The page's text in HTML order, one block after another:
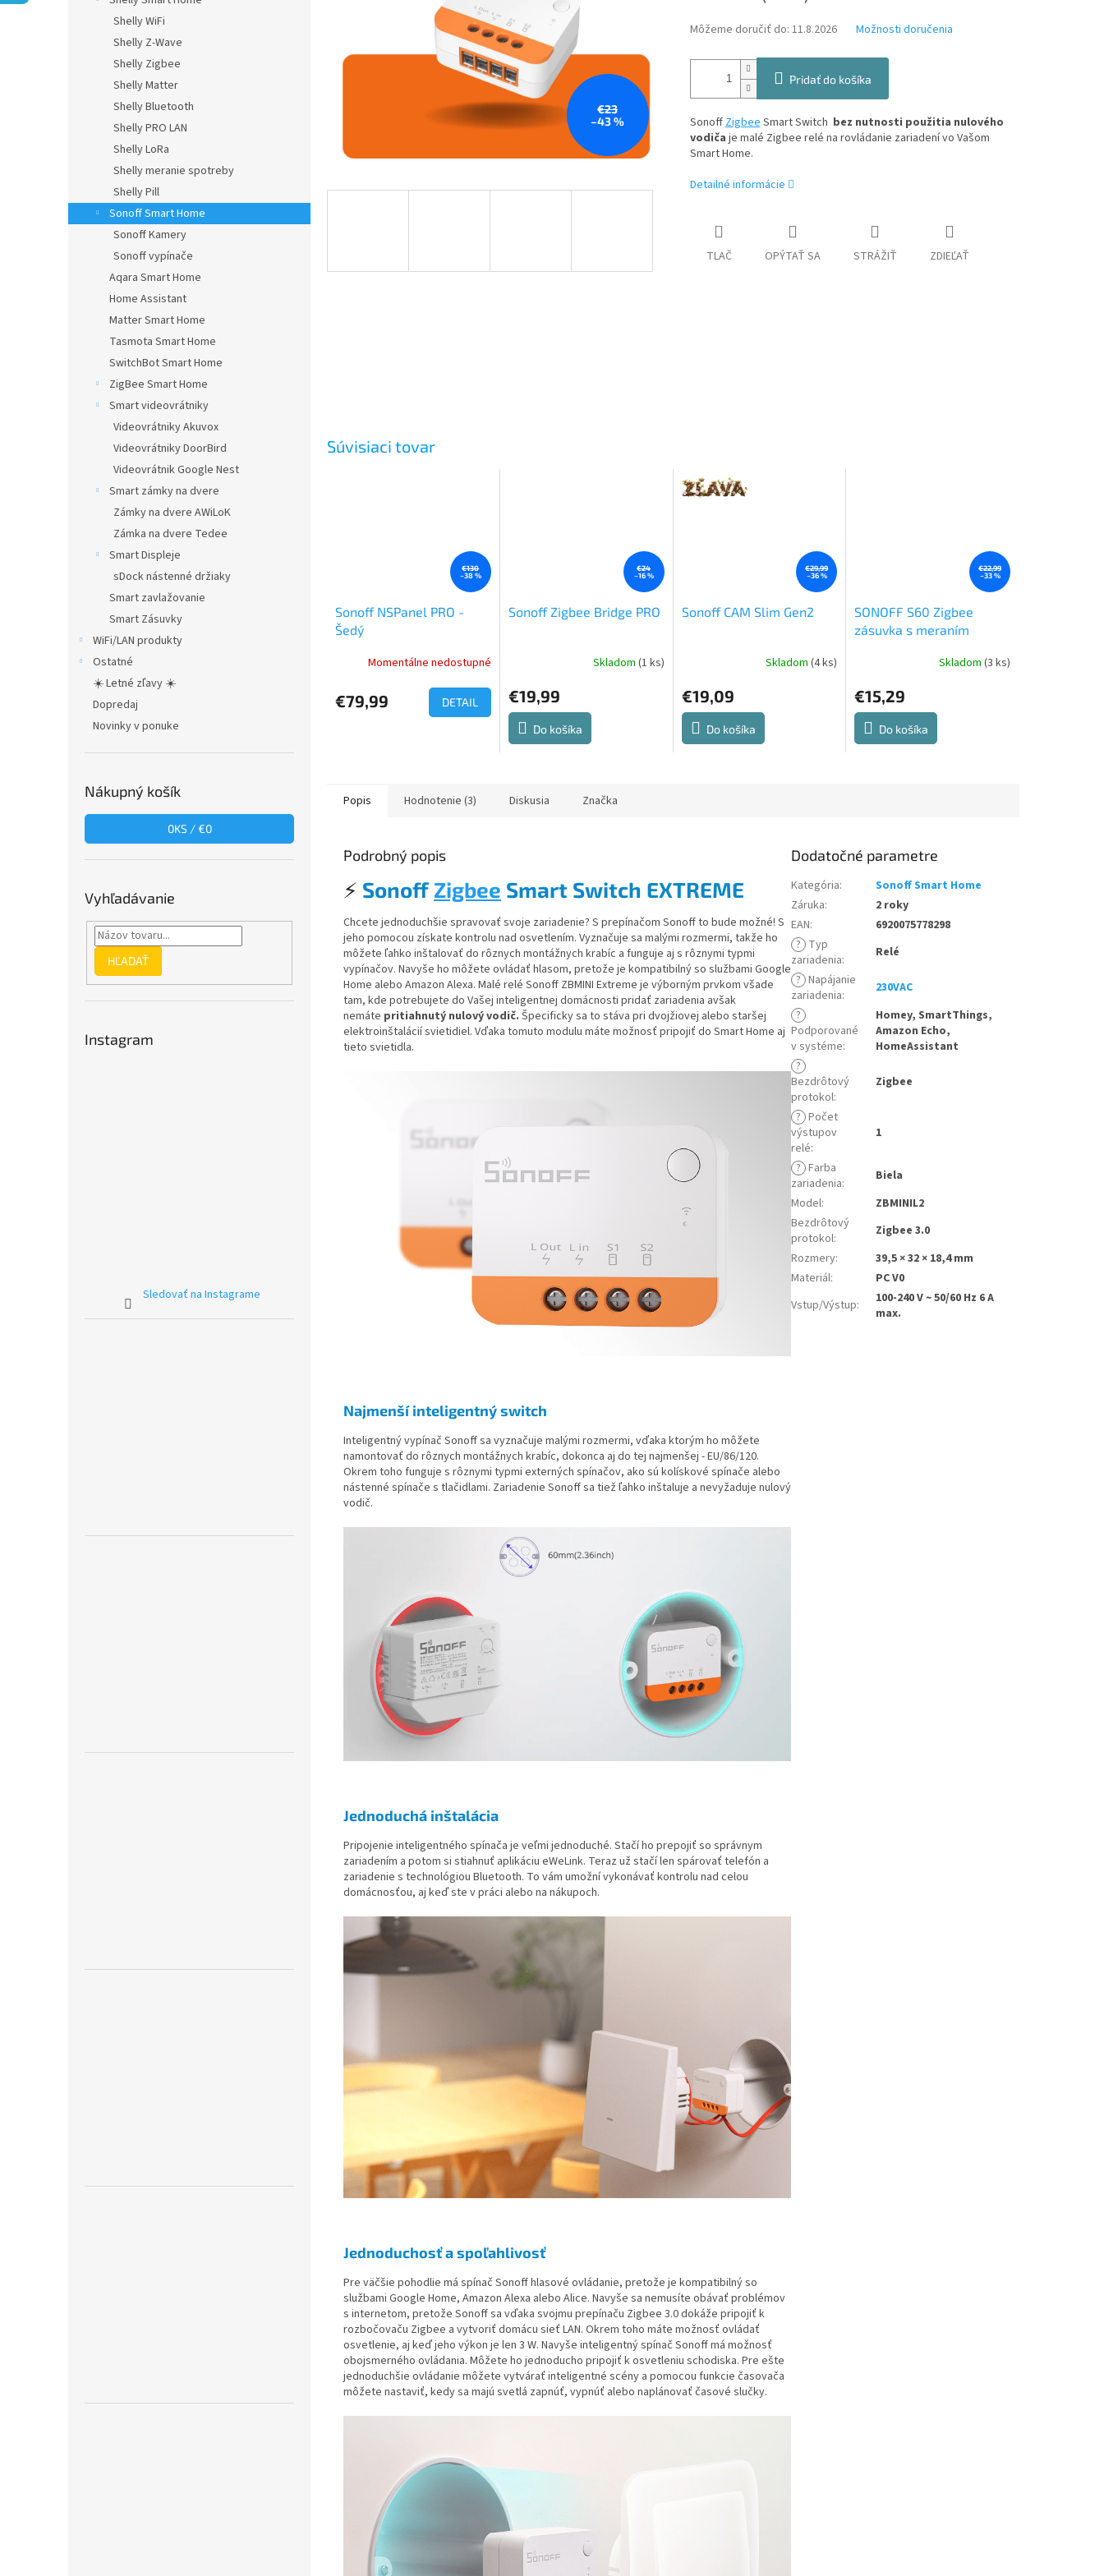
Shelly WiFi
Shelly Z-Wave
Shelly Zigbee
Shelly Matter
Shelly Bluetooth
Shelly PRO LAN
Shelly LoRa
Shelly meranie spotreby
Shelly Pill
Sonoff Smart Home
Sonoff Kamery
Sonoff vypínače
Aqara Smart Home
Home Assistant
Matter Smart Home
Tasmota Smart Home
SwitchBot Smart Home
ZigBee Smart Home
Smart videovrátniky
Videovrátniky Akuvox
Videovrátniky DoorBird
Videovrátnik Google Nest
Smart zámky na dvere
Zámky na dvere AWiLoK
Zámka na dvere Tedee
Smart Displeje
sDock nástenné držiaky
Smart zavlažovanie
Smart Zásuvky
WiFi/LAN produkty
Ostatné
☀️ Letné zľavy ☀️
Dopredaj
Novinky v ponuke
Nákupný košík
0KS /€0
Vyhľadávanie
HĽADAŤ
Instagram
Sledovať na Instagrame
€23
–43 %
Môžeme doručiť do: 11.8.2026 Možnosti doručenia
Pridať do košíka
SonoffZigbeeSmart Switch bez nutnosti použitia nulového
vodiča je malé Zigbee relé na rovládanie zariadení vo Vašom
Smart Home.
Detailné informácie
TLAČ OPÝTAŤ SA STRÁŽIŤ ZDIEĽAŤ
Súvisiaci tovar
€130
–38 %
Sonoff NSPanel PRO -
Šedý
Momentálne nedostupné
€79,99 DETAIL
€24
–16 %
Sonoff Zigbee Bridge PRO
produktu
je
4,9
z
Skladom (1 ks)
€19,99
Do košíka
€29,99
–36 %
Sonoff CAM Slim Gen2
Skladom(4 ks)
€19,09
Do košíka
€22,99
–33 %
SONOFF S60 Zigbee
zásuvka s meraním
Skladom (3 ks)
€15,29
Do košíka
Popis Hodnotenie (3) Diskusia Značka
Podrobný popis
⚡️ SonoffZigbee Smart Switch EXTREME
Chcete jednoduchšie spravovať svoje zariadenie? S prepínačom Sonoff to bude možné! S
jeho pomocou získate kontrolu nad osvetlením. Vyznačuje sa malými rozmermi, takže ho
môžete ľahko inštalovať do rôznych montážnych krabíc a funguje aj s rôznymi typmi
vypínačov. Navyše ho môžete ovládať hlasom, pretože je kompatibilný so službami Google
Home alebo Amazon Alexa. Malé relé Sonoff ZBMINI Extreme je výborným prvkom všade
tam, kde potrebujete do Vašej inteligentnej domácnosti pridať zariadenia avšak
nemáte pritiahnutý nulový vodič. Špecificky sa to stáva pri dvojžiovej alebo staršej
elektroinštalácií svietidiel. Vďaka tomuto modulu máte možnosť pripojiť do Smart Home aj
tieto svietidla.
Najmenší inteligentný switch
Inteligentný vypínač Sonoff sa vyznačuje malými rozmermi, vďaka ktorým ho môžete
namontovať do rôznych montážnych krabíc, dokonca aj do tej najmenšej - EU/86/120.
Okrem toho funguje s rôznymi typmi externých spínačov, ako sú kolískové spínače alebo
nástenné spínače s tlačidlami. Zariadenie Sonoff sa tiež ľahko inštaluje a nevyžaduje nulový
vodič.
Jednoduchá inštalácia
Pripojenie inteligentného spínača je veľmi jednoduché. Stačí ho prepojiť so správnym
zariadením a potom si stiahnuť aplikáciu eWeLink. Teraz už stačí len spárovať telefón a
zariadenie s technológiou Bluetooth. To vám umožní vykonávať kontrolu nad celou
domácnosťou, aj keď ste v práci alebo na nákupoch.
Jednoduchosť a spoľahlivosť
Pre väčšie pohodlie má spínač Sonoff hlasové ovládanie, pretože je kompatibilný so
službami Google Home, Amazon Alexa alebo Alice. Navyše sa nemusíte obávať problémov
s internetom, pretože Sonoff sa vďaka svojmu prepínaču Zigbee 3.0 dokáže pripojiť k
rozbočovaču Zigbee a vytvoriť domácu sieť LAN. Okrem toho máte možnosť ovládať
osvetlenie, aj keď jeho výkon je len 3 W. Navyše inteligentný spínač Sonoff má možnosť
obojsmerného ovládania. Môžete ho jednoducho pripojiť k osvetleniu schodiska. Pre ešte
jednoduchšie ovládanie môžete vytvárať inteligentné scény a pomocou funkcie časovača
môžete nastaviť, kedy sa majú svetlá zapnúť, vypnúť alebo naplánovať časové slučky.
Dodatočné parametre
Kategória:
Sonoff Smart Home
Záruka:
2 roky
EAN:
6920075778298
? Typ
zariadenia:
Relé
? Napájanie
zariadenia:
230VAC
?
Podporované
v systéme:
Homey, SmartThings,
Amazon Echo,
HomeAssistant
?
Bezdrôtový
protokol:
Zigbee
? Počet
výstupov
relé:
1
? Farba
zariadenia:
Biela
Model:
ZBMINIL2
Bezdrôtový
protokol:
Zigbee 3.0
Rozmery:
39,5 × 32 × 18,4 mm
Materiál:
PC V0
Vstup/Výstup:
100-240 V ~ 50/60 Hz 6 A
max.